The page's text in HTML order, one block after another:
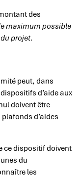
des
maximum possible
projet.
peut, dans
d’aide aux
doivent être
d’aides
ce dispositif doivent
du
les